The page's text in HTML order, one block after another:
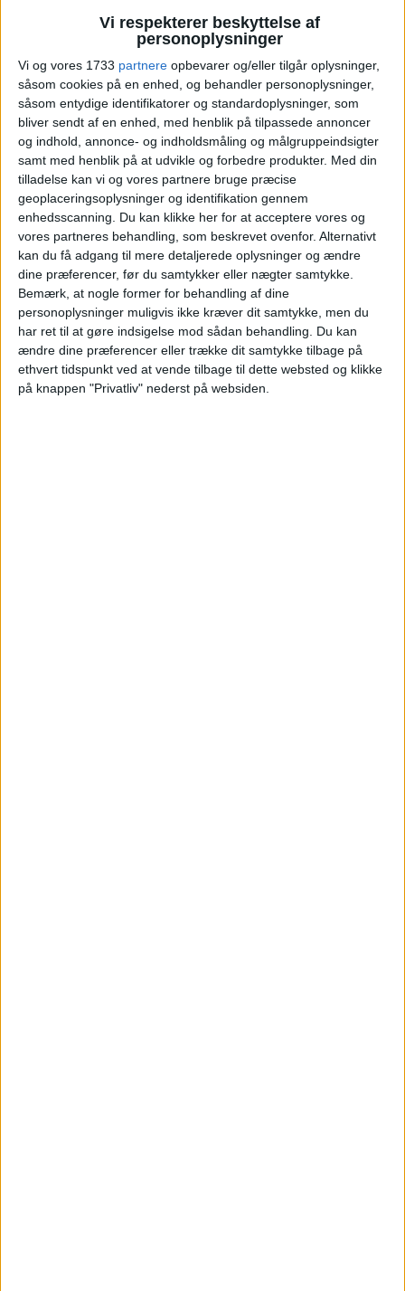
Vi respekterer beskyttelse af
personoplysninger
Vi og vores 1733 partnere opbevarer og/eller tilgår oplysninger,
såsom cookies på en enhed, og behandler personoplysninger,
såsom entydige identifikatorer og standardoplysninger, som
bliver sendt af en enhed, med henblik på tilpassede annoncer
og indhold, annonce- og indholdsmåling og målgruppeindsigter
samt med henblik på at udvikle og forbedre produkter. Med din
tilladelse kan vi og vores partnere bruge præcise
geoplaceringsoplysninger og identifikation gennem
enhedsscanning. Du kan klikke her for at acceptere vores og
vores partneres behandling, som beskrevet ovenfor. Alternativt
kan du få adgang til mere detaljerede oplysninger og ændre
dine præferencer, før du samtykker eller nægter samtykke.
Bemærk, at nogle former for behandling af dine
personoplysninger muligvis ikke kræver dit samtykke, men du
har ret til at gøre indsigelse mod sådan behandling.
Du kan
ændre dine præferencer eller trække dit samtykke tilbage på
ethvert tidspunkt ved at vende tilbage til dette websted og klikke
på knappen "Privatliv" nederst på websiden.
Apollo køber
Easyjet efter
budkamp
Apollo Global Management overtager Easyjet for
5,7 milliarder pund efter måneder med budkamp
om det britiske lavprisselskab.
Her kan du opleve total